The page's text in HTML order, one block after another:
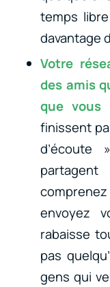
temps
davantage
Votre
des amis
que vous
finissent
envoyez
rabaisse
pas
gens qui